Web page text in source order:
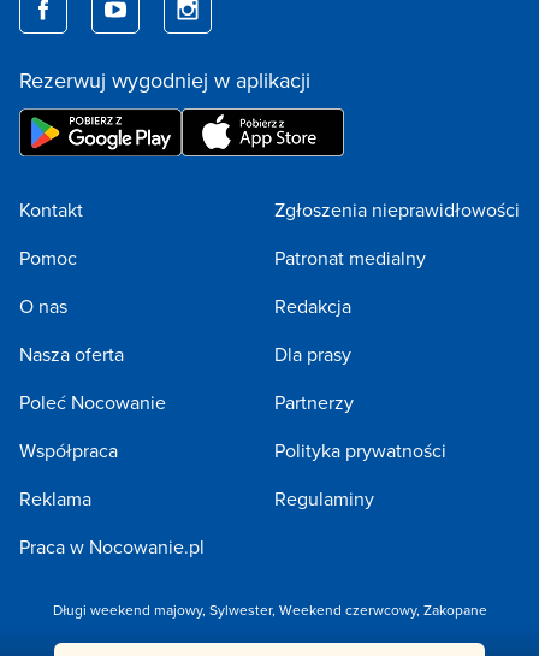
Rezerwuj wygodniej w aplikacji
Kontakt
Pomoc
O nas
Nasza oferta
Poleć Nocowanie
Współpraca
Reklama
Praca w Nocowanie.pl
Zgłoszenia nieprawidłowości
Patronat medialny
Redakcja
Dla prasy
Partnerzy
Polityka prywatności
Regulaminy
Długi weekend majowy, Sylwester, Weekend czerwcowy, Zakopane